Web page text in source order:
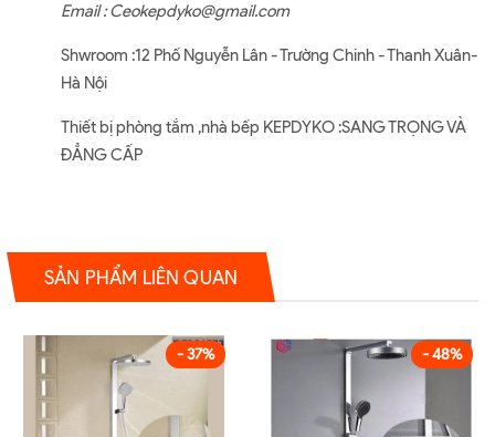
Email : Ceokepdyko@gmail.com
Shwroom :12 Phố Nguyễn Lân - Trường Chinh - Thanh Xuân-
Hà Nội
Thiết bị phòng tắm ,nhà bếp KEPDYKO :SANG TRỌNG VÀ
ĐẲNG CẤP
SẢN PHẨM LIÊN QUAN
- 37% - 48%